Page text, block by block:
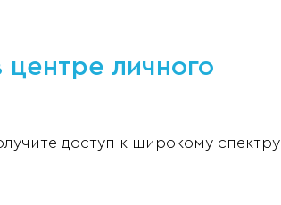
центре личного
доступ к широкому спектру